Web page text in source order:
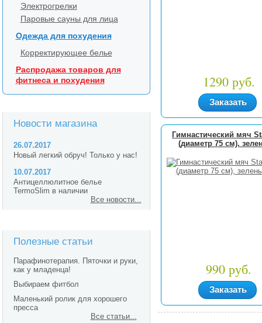
1290 руб.
Заказать
Гимнастический мяч
(диаметр 75 см),
990 руб.
Заказать
Электрогрелки
Паровые сауны для лица
Одежда для похудения
Корректирующее белье
Распродажа товаров для
фитнеса и похудения
Новости магазина
26.07.2017
Новый легкий обруч! Только у нас!
10.07.2017
Антицеллюлитное белье
TermoSlim в наличии
Все новости...
Полезные статьи
Парафинотерапия. Пяточки и руки,
как у младенца!
Выбираем фитбол
Маленький ролик для хорошего
пресса
Все статьи...